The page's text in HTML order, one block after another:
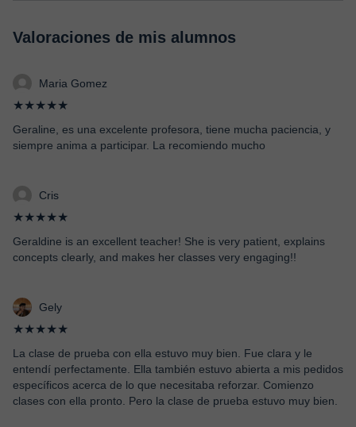
Valoraciones de mis alumnos
Maria Gomez
★★★★★
Geraline, es una excelente profesora, tiene mucha paciencia, y
siempre anima a participar. La recomiendo mucho
Cris
★★★★★
Geraldine is an excellent teacher! She is very patient, explains
concepts clearly, and makes her classes very engaging!!
Gely
★★★★★
La clase de prueba con ella estuvo muy bien. Fue clara y le
entendí perfectamente. Ella también estuvo abierta a mis pedidos
específicos acerca de lo que necesitaba reforzar. Comienzo
clases con ella pronto. Pero la clase de prueba estuvo muy bien.